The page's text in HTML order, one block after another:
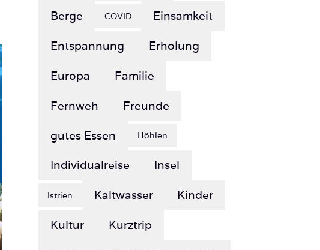
Entspannung Erholung
Europa Familie
Fernweh Freunde
gutes Essen
Individualreise
Kaltwasser Kinder
Kurztrip
langes Wochenende